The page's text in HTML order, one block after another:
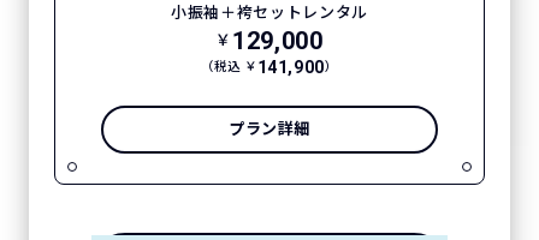
小振袖＋袴セットレンタル
￥ 129,000
（税込 ￥ 141,900）
プラン詳細